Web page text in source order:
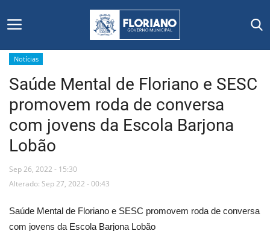
Início
Editais
Floriano
Secretarias e Órgãos
Mural de Licitações
Notícias
Saúde Mental de Floriano e SESC
promovem roda de conversa
com jovens da Escola Barjona
Lobão
Sep 26, 2022 - 15:30
Alterado: Sep 27, 2022 - 00:43
Saúde Mental de Floriano e SESC promovem roda de conversa
com jovens da Escola Barjona Lobão